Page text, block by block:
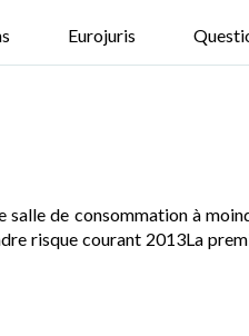
Eurojuris
de consommation à
risque courant 2013La